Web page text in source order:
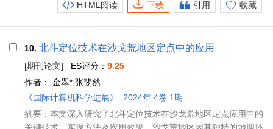
HTML阅读 下载 引用 收藏
10. 北斗定位技术在沙戈荒地区定点中的应用
[期刊论文] ES评分： 9.25
作者： 金翠*,张斐然
《国际计算机科学进展》
2024年 4卷 1期
摘要：本文深入研究了北斗定位技术在沙戈荒地区定点应用中的
关键技术、实现方法及应用效果。沙戈荒地区因其独特的地理环